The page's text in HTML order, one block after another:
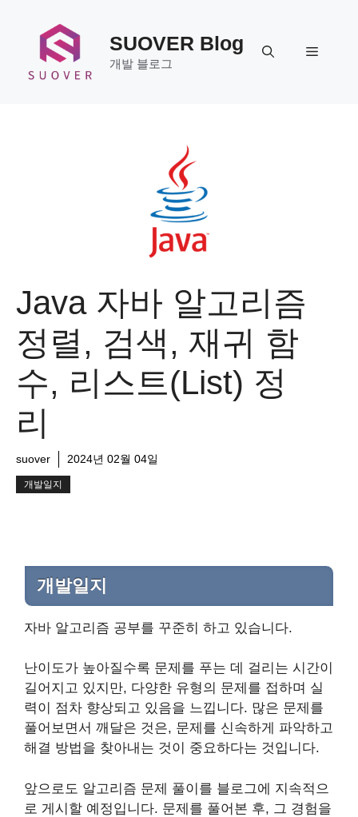
SUOVER Blog
개발 블로그
Menu
Java 자바 알고리즘
정렬, 검색, 재귀 함
수, 리스트(List) 정
리
suover 2024년 02월 04일
개발일지
개발일지
자바 알고리즘 공부를 꾸준히 하고 있습니다.
난이도가 높아질수록 문제를 푸는 데 걸리는 시간이
길어지고 있지만, 다양한 유형의 문제를 접하며 실
력이 점차 향상되고 있음을 느낍니다. 많은 문제를
풀어보면서 깨달은 것은, 문제를 신속하게 파악하고
해결 방법을 찾아내는 것이 중요하다는 것입니다.
앞으로도 알고리즘 문제 풀이를 블로그에 지속적으
로 게시할 예정입니다. 문제를 풀어본 후, 그 경험을